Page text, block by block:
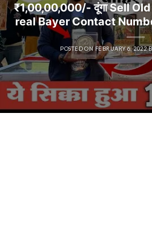
₹1,00,00,000/- दूंगा Sell
real Bayer Contact Number
POSTED ONFEBRUARY 6, 2022